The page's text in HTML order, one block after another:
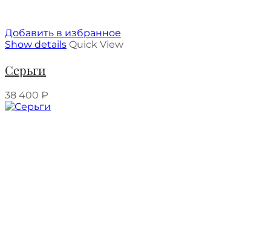
Добавить в избранное
Show details Quick View
Серьги
38 400 ₽